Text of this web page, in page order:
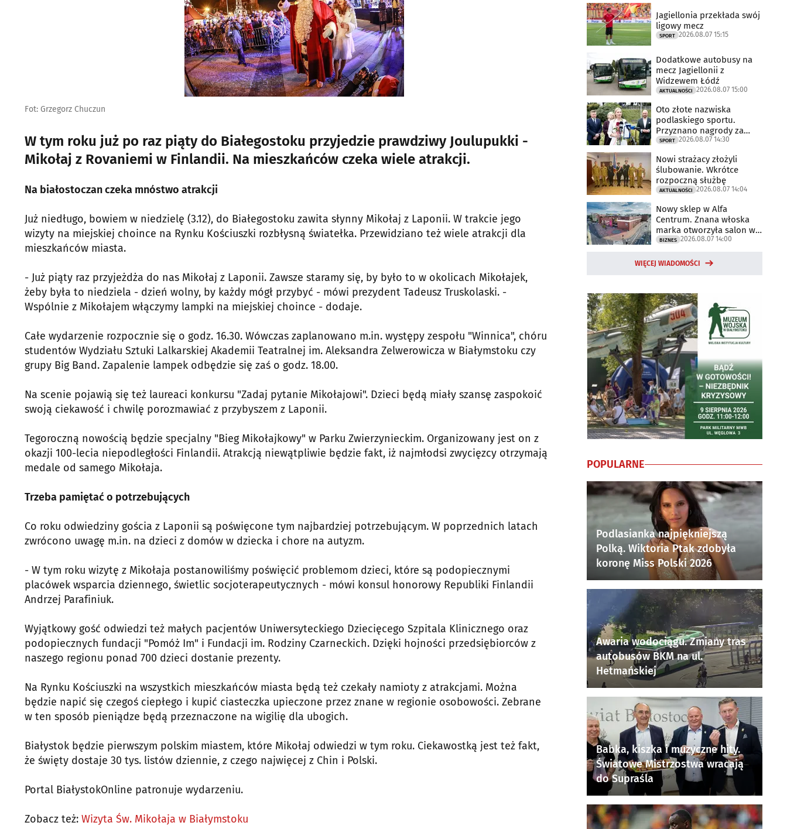
Fot: Grzegorz Chuczun
W tym roku już po raz piąty do Białegostoku przyjedzie prawdziwy Joulupukki -
Mikołaj z Rovaniemi w Finlandii. Na mieszkańców czeka wiele atrakcji.
Na białostoczan czeka mnóstwo atrakcji
Już niedługo, bowiem w niedzielę (3.12), do Białegostoku zawita słynny Mikołaj z Laponii. W trakcie jego
wizyty na miejskiej choince na Rynku Kościuszki rozbłysną światełka. Przewidziano też wiele atrakcji dla
mieszkańców miasta.
- Już piąty raz przyjeżdża do nas Mikołaj z Laponii. Zawsze staramy się, by było to w okolicach Mikołajek,
żeby była to niedziela - dzień wolny, by każdy mógł przybyć - mówi prezydent Tadeusz Truskolaski. -
Wspólnie z Mikołajem włączymy lampki na miejskiej choince - dodaje.
Całe wydarzenie rozpocznie się o godz. 16.30. Wówczas zaplanowano m.in. występy zespołu "Winnica", chóru
studentów Wydziału Sztuki Lalkarskiej Akademii Teatralnej im. Aleksandra Zelwerowicza w Białymstoku czy
grupy Big Band. Zapalenie lampek odbędzie się zaś o godz. 18.00.
Na scenie pojawią się też laureaci konkursu "Zadaj pytanie Mikołajowi". Dzieci będą miały szansę zaspokoić
swoją ciekawość i chwilę porozmawiać z przybyszem z Laponii.
Tegoroczną nowością będzie specjalny "Bieg Mikołajkowy" w Parku Zwierzynieckim. Organizowany jest on z
okazji 100-lecia niepodległości Finlandii. Atrakcją niewątpliwie będzie fakt, iż najmłodsi zwycięzcy otrzymają
medale od samego Mikołaja.
Trzeba pamiętać o potrzebujących
Co roku odwiedziny gościa z Laponii są poświęcone tym najbardziej potrzebującym. W poprzednich latach
zwrócono uwagę m.in. na dzieci z domów w dziecka i chore na autyzm.
- W tym roku wizytę z Mikołaja postanowiliśmy poświęcić problemom dzieci, które są podopiecznymi
placówek wsparcia dziennego, świetlic socjoterapeutycznych - mówi konsul honorowy Republiki Finlandii
Andrzej Parafiniuk.
Wyjątkowy gość odwiedzi też małych pacjentów Uniwersyteckiego Dziecięcego Szpitala Klinicznego oraz
podopiecznych fundacji "Pomóż Im" i Fundacji im. Rodziny Czarneckich. Dzięki hojności przedsiębiorców z
naszego regionu ponad 700 dzieci dostanie prezenty.
Na Rynku Kościuszki na wszystkich mieszkańców miasta będą też czekały namioty z atrakcjami. Można
będzie napić się czegoś ciepłego i kupić ciasteczka upieczone przez znane w regionie osobowości. Zebrane
w ten sposób pieniądze będą przeznaczone na wigilię dla ubogich.
Białystok będzie pierwszym polskim miastem, które Mikołaj odwiedzi w tym roku. Ciekawostką jest też fakt,
że święty dostaje 30 tys. listów dziennie, z czego najwięcej z Chin i Polski.
Portal BiałystokOnline patronuje wydarzeniu.
Zobacz też: Wizyta Św. Mikołaja w Białymstoku
Jagiellonia przekłada swój
ligowy mecz
SPORT 2026.08.07 15:15
Dodatkowe autobusy na
mecz Jagiellonii z
Widzewem Łódź
AKTUALNOŚCI 2026.08.07 15:00
Oto złote nazwiska
podlaskiego sportu.
Przyznano nagrody za
2025 rok
SPORT 2026.08.07 14:30
Nowi strażacy złożyli
ślubowanie. Wkrótce
rozpoczną służbę
AKTUALNOŚCI 2026.08.07 14:04
Nowy sklep w Alfa
Centrum. Znana włoska
marka otworzyła salon w
Białymstoku
BIZNES 2026.08.07 14:00
WIĘCEJ WIADOMOŚCI
POPULARNE
Podlasianka najpiękniejszą
Polką. Wiktoria Ptak zdobyła
koronę Miss Polski 2026
Awaria wodociągu. Zmiany tras
autobusów BKM na ul.
Hetmańskiej
Babka, kiszka i muzyczne hity.
Światowe Mistrzostwa wracają
do Supraśla